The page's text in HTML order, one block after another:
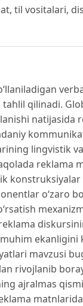
til vositalari,
qilinadi.
natijasida
lingvistik
reklama
o‘zaro
ekanligini
mavzusi
rivojlanib
ajralmas